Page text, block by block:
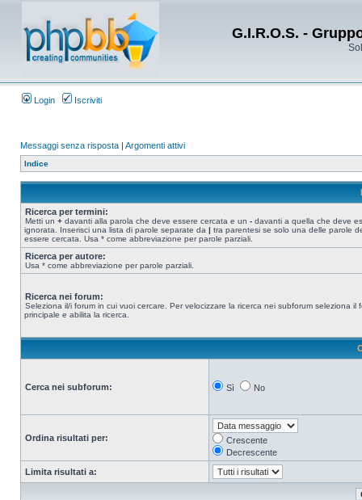
G.I.R.O.S. -
Login Iscriviti
Messaggi senza risposta | Argomenti attivi
Indice
Ricerca per termini:
Metti un + davanti alla parola che deve essere cercata e un - davanti a quella che deve
ignorata. Inserisci una lista di parole separate da | tra parentesi se solo una delle parole
essere cercata. Usa * come abbreviazione per parole parziali.
Ricerca per autore:
Usa * come abbreviazione per parole parziali.
Ricerca nei forum:
Seleziona il/i forum in cui vuoi cercare. Per velocizzare la ricerca nei subforum seleziona il
principale e abilita la ricerca.
Cerca nei subforum: Sì No
Ordina risultati per:
Crescente
Decrescente
Limita risultati a: